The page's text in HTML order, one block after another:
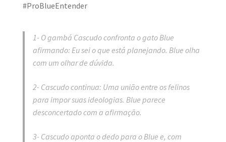
#ProBlueEntender
1- O gambá Cascudo confronta o gato Blue
afirmando: Eu sei o que está planejando. Blue olha
com um olhar de dúvida.
2- Cascudo continua: Uma união entre os felinos
para impor suas ideologias. Blue parece
desconcertado com a afirmação.
3- Cascudo aponta o dedo para o Blue e, com